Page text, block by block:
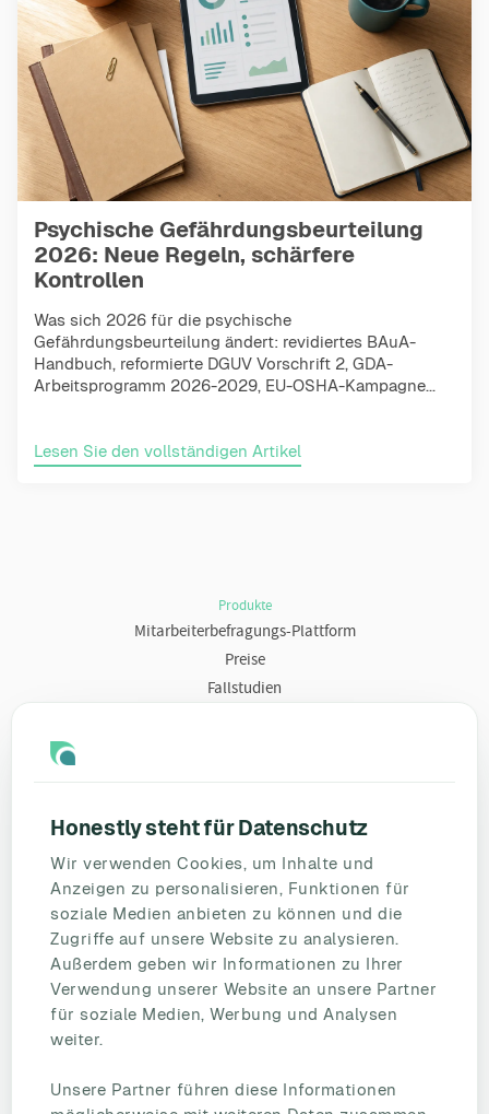
Honestly steht für Datenschutz
Wir verwenden Cookies, um Inhalte und
Anzeigen zu personalisieren, Funktionen für
soziale Medien anbieten zu können und die
Zugriffe auf unsere Website zu analysieren.
Außerdem geben wir Informationen zu Ihrer
Verwendung unserer Website an unsere Partner
für soziale Medien, Werbung und Analysen
weiter.
Unsere Partner führen diese Informationen
Psychische Gefährdungsbeurteilung
2026: Neue Regeln, schärfere
Kontrollen
Was sich 2026 für die psychische
Gefährdungsbeurteilung ändert: revidiertes BAuA-
Handbuch, reformierte DGUV Vorschrift 2, GDA-
Arbeitsprogramm 2026-2029, EU-OSHA-Kampagne...
Lesen Sie den vollständigen Artikel
Produkte
Mitarbeiterbefragungs-Plattform
Preise
Fallstudien
Umfragevorlagen
Mitarbeiterbefragung
Mitarbeiterzufriedenheit
eNPS
Employee Engagement
Status Page
Unternehmen
Über uns